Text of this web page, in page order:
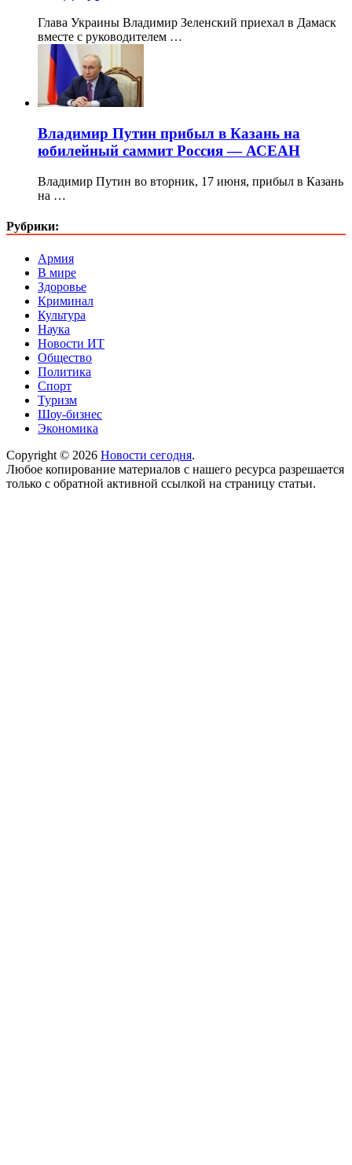
Глава Украины Владимир Зеленский приехал в Дамаск
вместе с руководителем …
Владимир Путин прибыл в Казань на
юбилейный саммит Россия — АСЕАН
Владимир Путин во вторник, 17 июня, прибыл в Казань
на …
Рубрики:
Армия
В мире
Здоровье
Криминал
Культура
Наука
Новости ИТ
Общество
Политика
Спорт
Туризм
Шоу-бизнес
Экономика
Copyright © 2026 Новости сегодня.
Любое копирование материалов с нашего ресурса разрешается
только с обратной активной ссылкой на страницу статьи.